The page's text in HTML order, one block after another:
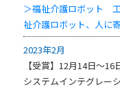
＞福祉介護ロボット
祉介護ロボット、人に
2023年2月
【受賞】12月14日～
システムインテグレー